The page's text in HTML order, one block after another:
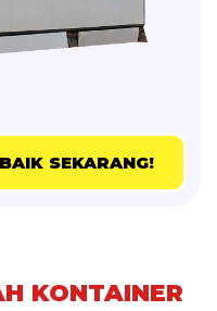
SEKARANG!
KONTAINER